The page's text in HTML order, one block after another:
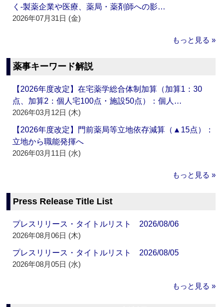
く‐製薬企業や医療、薬局・薬剤師への影…
2026年07月31日 (金)
もっと見る »
薬事キーワード解説
【2026年度改定】在宅薬学総合体制加算（加算1：30
点、加算2：個人宅100点・施設50点）：個人…
2026年03月12日 (木)
【2026年度改定】門前薬局等立地依存減算（▲15点）：
立地から職能発揮へ
2026年03月11日 (水)
もっと見る »
Press Release Title List
プレスリリース・タイトルリスト 2026/08/06
2026年08月06日 (木)
プレスリリース・タイトルリスト 2026/08/05
2026年08月05日 (水)
もっと見る »